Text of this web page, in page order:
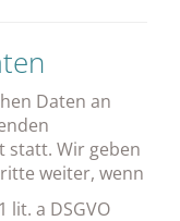
Daten an
statt. Wir geben
weiter, wenn
lit. a DSGVO